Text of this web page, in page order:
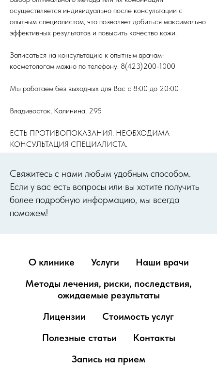
осуществляется индивидуально после консультации с
опытным специалистом, что позволяет добиться максимально
эффективных результатов и повысить качество кожи.
Записаться на консультацию к опытным врачам-
косметологам можно по телефону: 8(423)200-1000
Мы работаем без выходных для Вас с 8:00 до 20:00
Владивосток, Калинина, 295
ЕСТЬ ПРОТИВОПОКАЗАНИЯ. НЕОБХОДИМА
КОНСУЛЬТАЦИЯ СПЕЦИАЛИСТА.
Cвяжитесь с нами любым удобным способом.
Если у вас есть вопросы или вы хотите получить
более подробную информацию, мы всегда
поможем!
О клинике Услуги
Наши врачи
Методы лечения, риски, последствия,
ожидаемые результаты
Лицензии
Стоимость услуг
Полезные статьи
Контакты
Запись на прием